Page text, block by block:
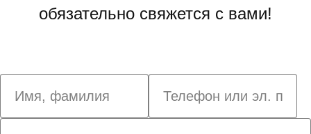
обязательно свяжется с вами!